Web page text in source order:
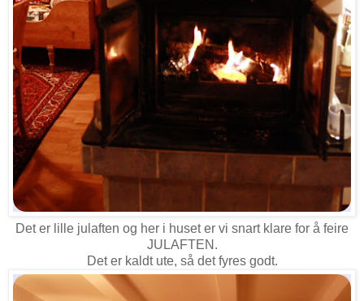
Det er lille julaften og her i huset er vi snart klare for å feire
JULAFTEN.
Det er kaldt ute, så det fyres godt.